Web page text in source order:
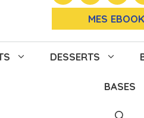
MES
DESSERTS
BASES